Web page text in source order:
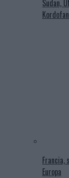
Sudan,
Europa